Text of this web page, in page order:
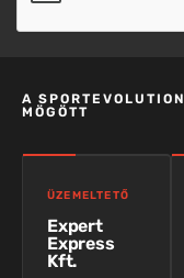
A SPORTEVOLUTION
MÖGÖTT
ÜZEMELTETŐ
Expert
Express
Kft.